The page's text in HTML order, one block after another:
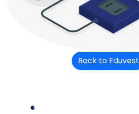
Back to Eduvest